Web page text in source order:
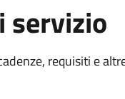
servizio
requisiti e